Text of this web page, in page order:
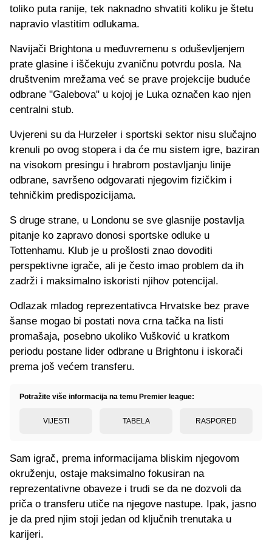
toliko puta ranije, tek naknadno shvatiti koliku je štetu
napravio vlastitim odlukama.
Navijači Brightona u međuvremenu s oduševljenjem
prate glasine i iščekuju zvaničnu potvrdu posla. Na
društvenim mrežama već se prave projekcije buduće
odbrane "Galebova" u kojoj je Luka označen kao njen
centralni stub.
Uvjereni su da Hurzeler i sportski sektor nisu slučajno
krenuli po ovog stopera i da će mu sistem igre, baziran
na visokom presingu i hrabrom postavljanju linije
odbrane, savršeno odgovarati njegovim fizičkim i
tehničkim predispozicijama.
S druge strane, u Londonu se sve glasnije postavlja
pitanje ko zapravo donosi sportske odluke u
Tottenhamu. Klub je u prošlosti znao dovoditi
perspektivne igrače, ali je često imao problem da ih
zadrži i maksimalno iskoristi njihov potencijal.
Odlazak mladog reprezentativca Hrvatske bez prave
šanse mogao bi postati nova crna tačka na listi
promašaja, posebno ukoliko Vušković u kratkom
periodu postane lider odbrane u Brightonu i iskorači
prema još većem transferu.
Potražite više informacija na temu Premier league:
VIJESTI TABELA RASPORED
Sam igrač, prema informacijama bliskim njegovom
okruženju, ostaje maksimalno fokusiran na
reprezentativne obaveze i trudi se da ne dozvoli da
priča o transferu utiče na njegove nastupe. Ipak, jasno
je da pred njim stoji jedan od ključnih trenutaka u
karijeri.